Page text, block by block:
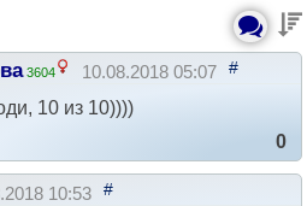
3604 10.08.2018 05:07 #
10 из 10))))
0
10:53 #